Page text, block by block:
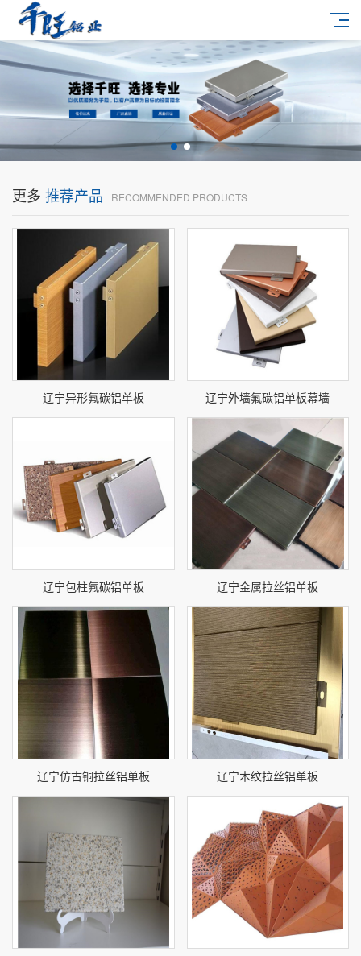
更多 推荐产品 RECOMMENDED PRODUCTS
辽宁异形氟碳铝单板 辽宁外墙氟碳铝单板幕墙
辽宁包柱氟碳铝单板 辽宁金属拉丝铝单板
辽宁仿古铜拉丝铝单板 辽宁木纹拉丝铝单板